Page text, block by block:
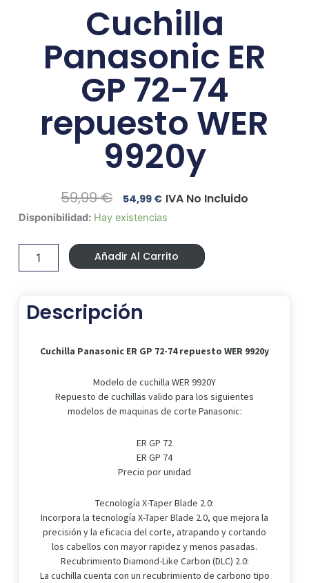
Cuchilla
Panasonic ER
GP 72-74
repuesto WER
9920y
59,99€ El
Precio
Original
Era:
59,99 €.
54,99 €El
Precio
Actual
Es:
54,99 €.
IVA No Incluido
Disponibilidad: Hay existencias
Cuchilla
ER
72-
WER
Añadir Al Carrito
Descripción
Cuchilla Panasonic ER GP 72-74 repuesto WER 9920y
Modelo de cuchilla WER 9920Y
Repuesto de cuchillas valido para los siguientes
modelos de maquinas de corte Panasonic:
ER GP 72
ER GP 74
Precio por unidad
Tecnología X-Taper Blade 2.0:
Incorpora la tecnología X-Taper Blade 2.0, que mejora la
precisión y la eficacia del corte, atrapando y cortando
los cabellos con mayor rapidez y menos pasadas.
Recubrimiento Diamond-Like Carbon (DLC) 2.0:
La cuchilla cuenta con un recubrimiento de carbono tipo